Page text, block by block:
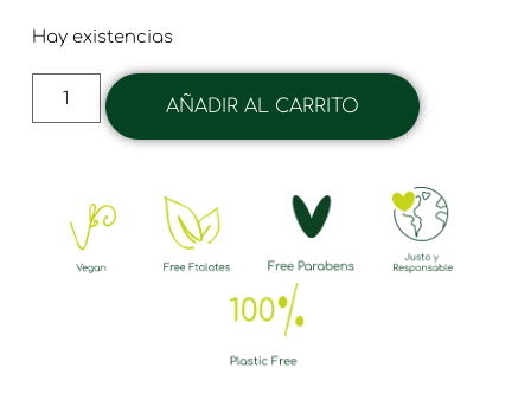
Hay existencias
AÑADIR AL CARRITO